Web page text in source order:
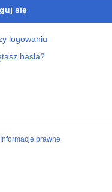
się
logowaniu
hasła?
Informacje prawne